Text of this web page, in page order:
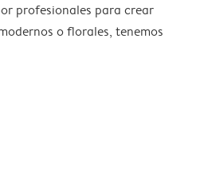
profesionales para crear
o florales, tenemos